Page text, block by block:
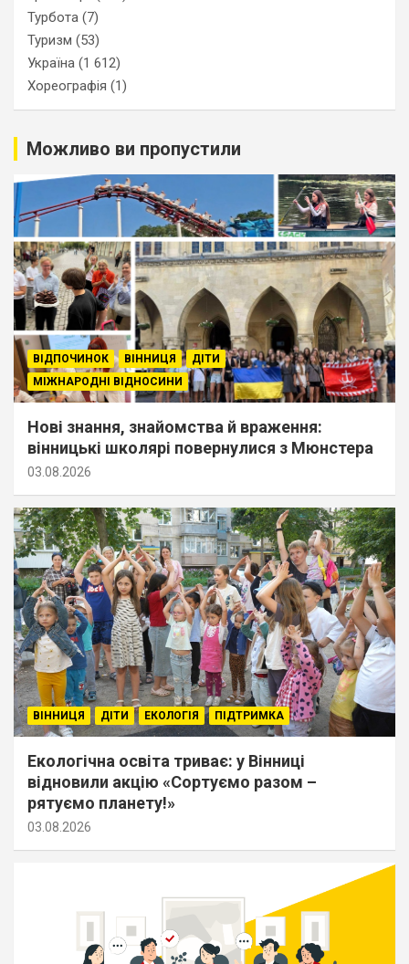
Турбота (7)
Туризм (53)
Україна (1 612)
Хореографія (1)
Можливо ви пропустили
ВІДПОЧИНОК ВІННИЦЯ
ДІТИ
МІЖНАРОДНІ ВІДНОСИНИ
Нові знання, знайомства й враження:
вінницькі школярі повернулися з Мюнстера
03.08.2026
ВІННИЦЯ ДІТИ ЕКОЛОГІЯ ПІДТРИМКА
Екологічна освіта триває: у Вінниці
відновили акцію «Сортуємо разом –
рятуємо планету!»
03.08.2026